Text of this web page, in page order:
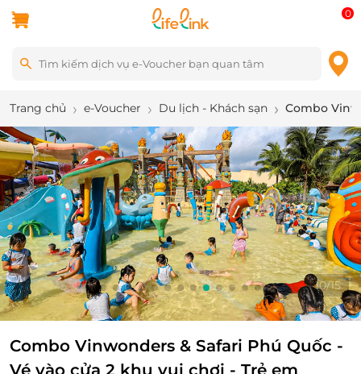
0
Trang chủ e-Voucher Du lịch - Khách sạn Combo
10/15
Combo Vinwonders & Safari Phú Quốc -
Vé vào cửa 2 khu vui chơi - Trẻ em